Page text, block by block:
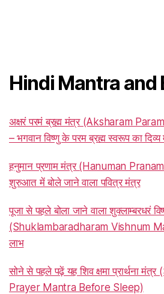
Hindi Mantra and
अक्षरं परमं ब्रह्म मंत्र (Aksharam
– भगवान विष्णु के परम ब्रह्म स्वरूप का दिव्य
हनुमान प्रणाम मंत्र (Hanuman
शुरुआत में बोले जाने वाला पवित्र मंत्र
पूजा से पहले बोला जाने वाला शुक्लाम्बरधरं
(Shuklambaradharam Vishnum
लाभ
सोने से पहले पढ़ें यह शिव क्षमा प्रार्थना
Prayer Mantra Before Sleep)